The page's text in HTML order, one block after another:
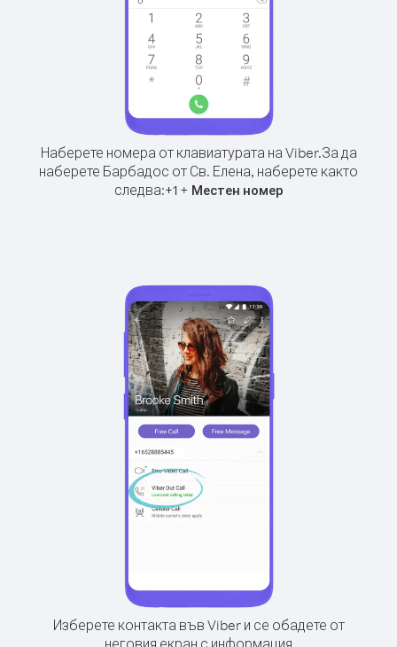
Наберете номера от клавиатурата на Viber.За да
наберете Барбадос от Св. Елена, наберете както
следва:+1+ Местен номер
Изберете контакта във Viber и се обадете от
неговия екран с информация